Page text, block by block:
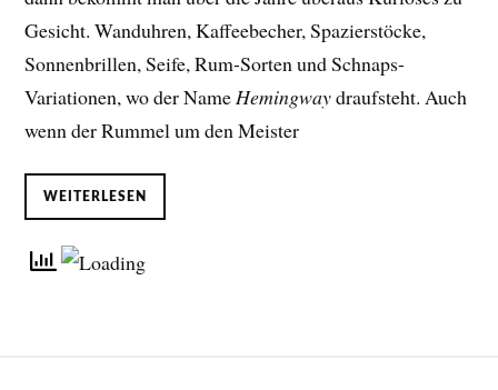
Gesicht. Wanduhren, Kaffeebecher, Spazierstöcke,
Sonnenbrillen, Seife, Rum-Sorten und Schnaps-
Variationen, wo der NameHemingwaydraufsteht. Auch
wenn der Rummel um den Meister
WEITERLESEN